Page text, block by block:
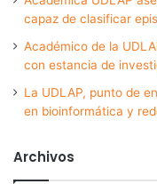
capaz de clasificar
Académico de la
con estancia de
La UDLAP, punto de
en bioinformática y
Archivos